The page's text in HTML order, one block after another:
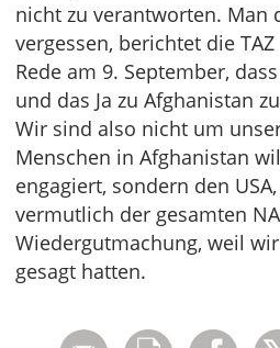
nicht zu verantworten. Man
vergessen, berichtet die
Rede am 9. September,
und das Ja zu Afghanistan
Wir sind also nicht um
Menschen in Afghanistan
engagiert, sondern den
vermutlich der gesamten
Wiedergutmachung, weil
gesagt hatten.